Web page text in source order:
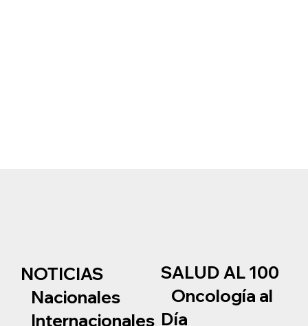
NOTICIAS
Nacionales
Internacionales
SALUD AL 100
Oncología al
Día